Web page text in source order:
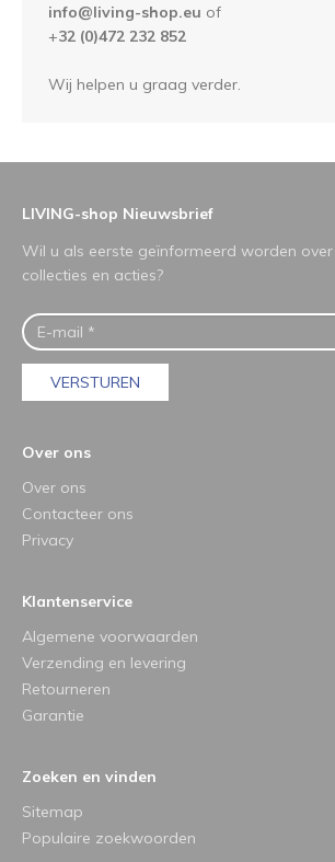
info@living-shop.eu of
+32 (0)472 232 852
Wij helpen u graag verder.
LIVING-shop Nieuwsbrief
Wil u als eerste geïnformeerd worden
collecties en acties?
VERSTUREN
Over ons
Over ons
Contacteer ons
Privacy
Klantenservice
Algemene voorwaarden
Verzending en levering
Retourneren
Garantie
Zoeken en vinden
Sitemap
Populaire zoekwoorden